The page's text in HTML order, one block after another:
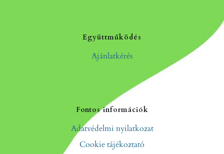
Együttműködés
Ajánlatkérés
Fontos információk
Adatvédelmi nyilatkozat
Cookie tájékoztató